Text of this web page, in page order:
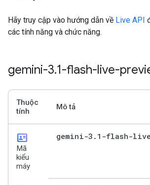
Hãy truy cập vào hướng dẫn về Live API
các tính năng và chức năng.
gemini-3.1-flash-live-
Thuộc
tính
Mô tả
id_card
Mã
kiểu
máy
gemini-3 . 1-flash-